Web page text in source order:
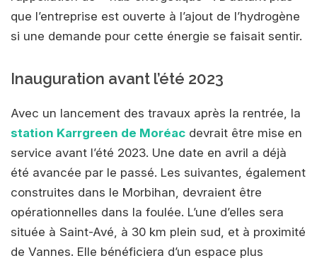
que l’entreprise est ouverte à l’ajout de l’hydrogène
si une demande pour cette énergie se faisait sentir.
Inauguration avant l’été 2023
Avec un lancement des travaux après la rentrée, la
station Karrgreen de Moréac devrait être mise en
service avant l’été 2023. Une date en avril a déjà
été avancée par le passé. Les suivantes, également
construites dans le Morbihan, devraient être
opérationnelles dans la foulée. L’une d’elles sera
située à Saint-Avé, à 30 km plein sud, et à proximité
de Vannes. Elle bénéficiera d’un espace plus